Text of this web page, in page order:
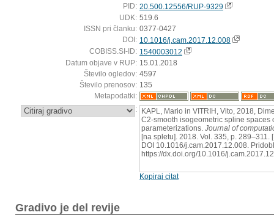
PID: 20.500.12556/RUP-9329
UDK: 519.6
ISSN pri članku: 0377-0427
DOI: 10.1016/j.cam.2017.12.008
COBISS.SI-ID: 1540003012
Datum objave v RUP: 15.01.2018
Število ogledov: 4597
Število prenosov: 135
Metapodatki:
: KAPL, Mario in VITRIH, Vito, 2018,
C2-smooth isogeometric spline spaces
parameterizations. Journal of
[na spletu]. 2018. Vol. 335, p. 289–311.
DOI 10.1016/j.cam.2017.12.008.
https://dx.doi.org/10.1016/
Kopiraj citat
Gradivo je del revije